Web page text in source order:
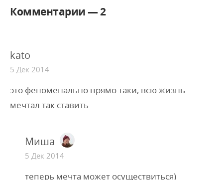
Комментарии —2
kato
5 Дек 2014
это феноменально прямо таки, всю жизнь
мечтал так ставить
Миша
5 Дек 2014
теперь мечта может осуществиться)